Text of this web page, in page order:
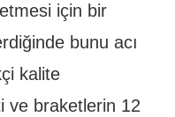
için bir
bunu acı
kalite
ve braketlerin 12